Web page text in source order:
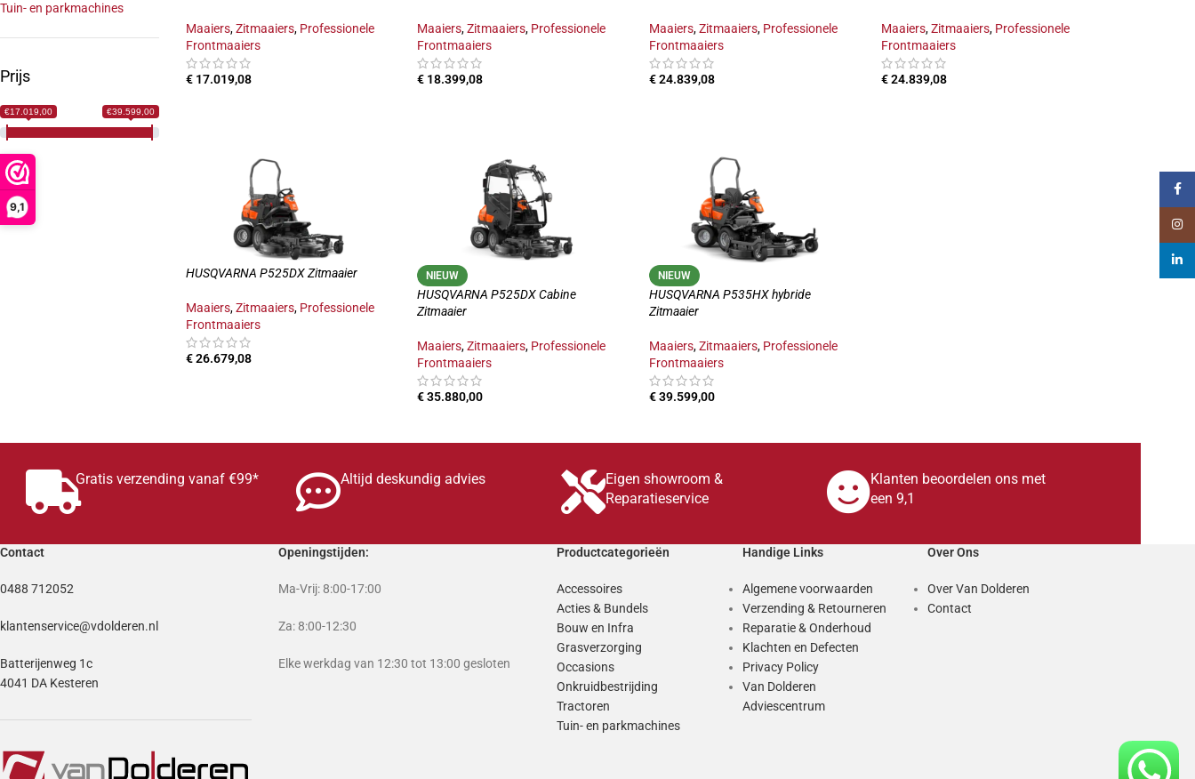
9,1
Tuin- en parkmachines
Prijs
€17.019,00 €39.599,00
Maaiers, Zitmaaiers, Professionele
Frontmaaiers
€17.019,08
Maaiers, Zitmaaiers, Professionele
Frontmaaiers
€ 18.399,08
Maaiers, Zitmaaiers, Professionele
Frontmaaiers
€24.839,08
Maaiers,Zitmaaiers, Professionele
Frontmaaiers
€24.839,08
HUSQVARNA P525DX Zitmaaier
Maaiers, Zitmaaiers, Professionele
Frontmaaiers
€26.679,08
NIEUW
HUSQVARNA P525DX Cabine
Zitmaaier
Maaiers, Zitmaaiers, Professionele
Frontmaaiers
€35.880,00
NIEUW
HUSQVARNA P535HX hybride
Zitmaaier
Maaiers, Zitmaaiers, Professionele
Frontmaaiers
€39.599,00
Gratis verzending vanaf €99* Altijd deskundig advies
Eigen showroom &
Reparatieservice
Klanten beoordelen ons met
een 9,1
Contact
0488 712052
klantenservice@vdolderen.nl
Batterijenweg 1c
4041 DA Kesteren
Openingstijden:
Ma-Vrij: 8:00-17:00
Za: 8:00-12:30
Elke werkdag van 12:30 tot 13:00 gesloten
Productcategorieën
Accessoires
Acties & Bundels
Bouw en Infra
Grasverzorging
Occasions
Onkruidbestrijding
Tractoren
Tuin- en parkmachines
Handige Links
Algemene voorwaarden
Verzending & Retourneren
Reparatie & Onderhoud
Klachten en Defecten
Privacy Policy
Van Dolderen
Adviescentrum
Over Ons
Over Van Dolderen
Contact